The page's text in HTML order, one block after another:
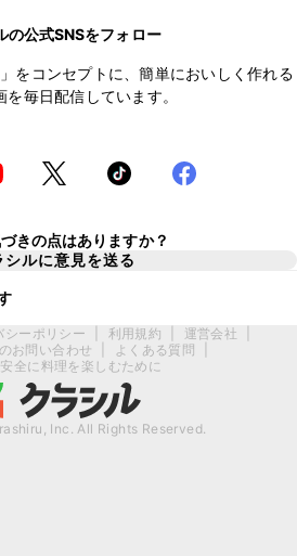
の公式SNSをフォロー
をコンセプトに、簡単においしく作れる
を毎日配信しています。
きの点はありますか？
シルに意見を送る
シーポリシー 利用規約 運営会社
お問い合わせ
よくある質問
全に料理を楽しむために
Inc. All Rights Reserved.